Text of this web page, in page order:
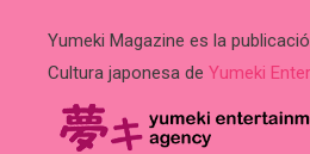
Yumeki Magazine es la
Cultura japonesa de Yumeki